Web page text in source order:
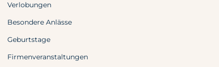
Verlobungen
Besondere Anlässe
Geburtstage
Firmenveranstaltungen